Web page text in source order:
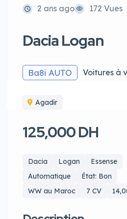
2 ans ago
172 Vues
Dacia Logan
Ba8i AUTO Voitures à
Agadir
125,000 DH
Dacia Logan
Essense
Automatique
État: Bon
WW au Maroc
7 CV